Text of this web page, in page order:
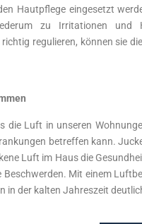
Hautpflege eingesetzt
zu Irritationen und
regulieren, können sie
die Luft in unseren
betreffen kann.
Luft im Haus die
Mit einem
in der kalten Jahreszeit